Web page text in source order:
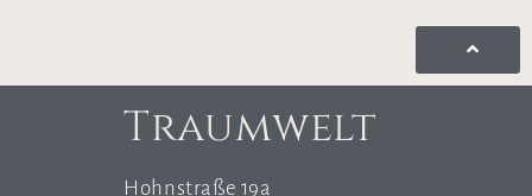
Traumwelt
Hohnstraße 19a